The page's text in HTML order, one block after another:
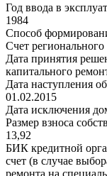
Год ввода в
1984
Способ
Счет регионального
Дата принятия
капитального
Дата наступления
01.02.2015
Дата исключения
Размер взноса
13,92
БИК кредитной
счет (в случае
ремонта на